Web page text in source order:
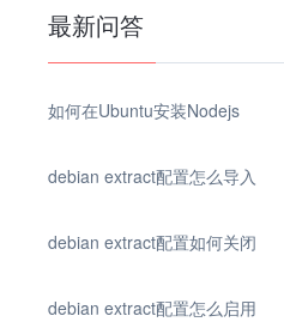
最新问答
如何在Ubuntu安装Nodejs
debian extract配置怎么导入
debian extract配置如何关闭
debian extract配置怎么启用